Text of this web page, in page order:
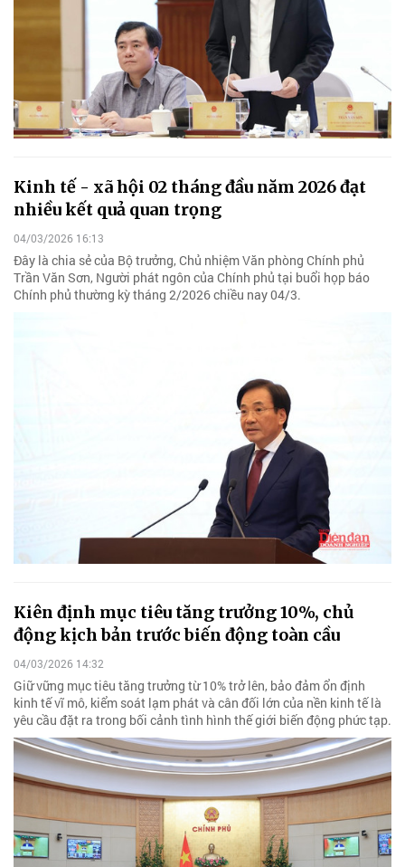
Kinh tế - xã hội 02 tháng đầu năm 2026 đạt
nhiều kết quả quan trọng
04/03/2026 16:13
Đây là chia sẻ của Bộ trưởng, Chủ nhiệm Văn phòng Chính phủ
Trần Văn Sơn, Người phát ngôn của Chính phủ tại buổi họp báo
Chính phủ thường kỳ tháng 2/2026 chiều nay 04/3.
Kiên định mục tiêu tăng trưởng 10%, chủ
động kịch bản trước biến động toàn cầu
04/03/2026 14:32
Giữ vững mục tiêu tăng trưởng từ 10% trở lên, bảo đảm ổn định
kinh tế vĩ mô, kiểm soát lạm phát và cân đối lớn của nền kinh tế là
yêu cầu đặt ra trong bối cảnh tình hình thế giới biến động phức tạp.